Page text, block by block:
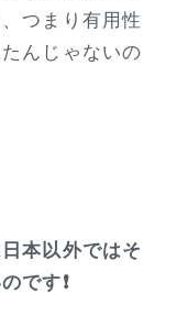
つまり有用性
んじゃないの
本以外ではそ
です❗